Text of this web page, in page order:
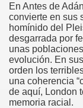
En Antes de
convierte en sus
homínido del
desgarrada por
unas
evolución. En
orden los
una coherencia
de aquí, London
memoria racial.